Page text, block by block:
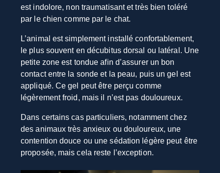
est indolore, non traumatisant et très bien toléré
par le chien comme par le chat.
L’animal est simplement installé confortablement,
le plus souvent en décubitus dorsal ou latéral. Une
petite zone est tondue afin d’assurer un bon
contact entre la sonde et la peau, puis un gel est
appliqué. Ce gel peut être perçu comme
légèrement froid, mais il n’est pas douloureux.
Dans certains cas particuliers, notamment chez
des animaux très anxieux ou douloureux, une
contention douce ou une sédation légère peut être
proposée, mais cela reste l’exception.